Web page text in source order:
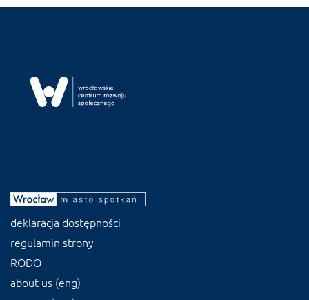
deklaracja dostępności
regulamin strony
RODO
about us (eng)